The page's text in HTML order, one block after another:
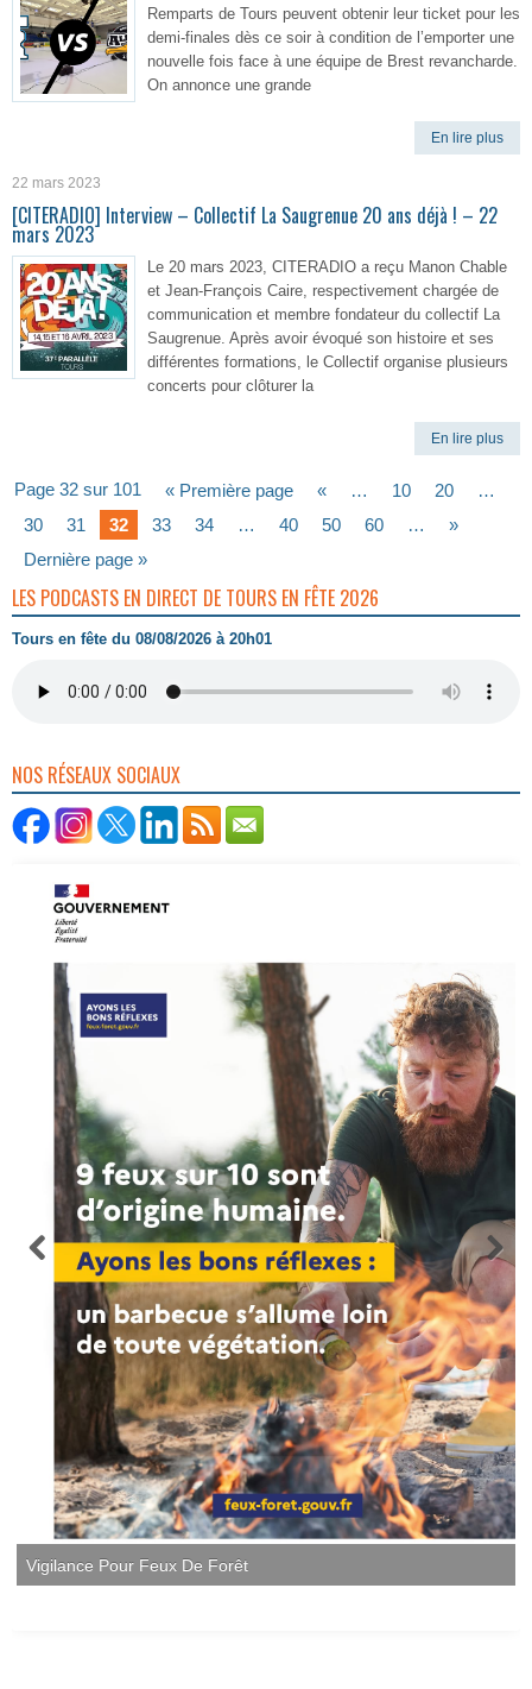
Remparts de Tours peuvent obtenir leur ticket pour les
demi-finales dès ce soir à condition de l’emporter une
nouvelle fois face à une équipe de Brest revancharde.
On annonce une grande
En lire plus
22 mars 2023
[CITERADIO] Interview – Collectif La Saugrenue 20 ans déjà ! – 22
mars 2023
Le 20 mars 2023, CITERADIO a reçu Manon Chable
et Jean-François Caire, respectivement chargée de
communication et membre fondateur du collectif La
Saugrenue. Après avoir évoqué son histoire et ses
différentes formations, le Collectif organise plusieurs
concerts pour clôturer la
En lire plus
Page 32 sur 101 « Première page « … 10 20
…
30
31 32 33 34 … 40 50 60 …
»
Dernière page »
LES PODCASTS EN DIRECT DE TOURS EN FÊTE 2026
Tours en fête du 08/08/2026 à 20h01
NOS RÉSEAUX SOCIAUX